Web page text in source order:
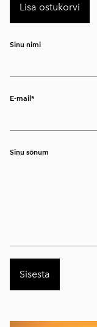
Lisa ostukorvi
Sinu nimi
E-mail
Sinu sõnum